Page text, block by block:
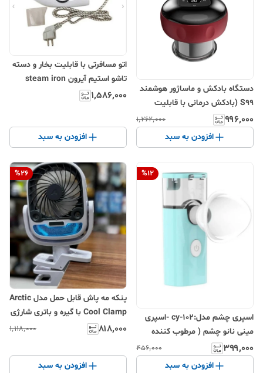
دستگاه بادکش و ماساژور هوشمند
S99 (بادکش درمانی با قابلیت
تنظیم مکش)
۹۹۶٬۰۰۰ ۱٬۲۶۲٬۰۰۰
افزودن به سبد
اتو مسافرتی با قابلیت بخار و دسته
تاشو استیم آیرون steam iron
مدل CL-258B
۱٬۵۸۶٬۰۰۰
افزودن به سبد
%12
اسپری چشم مدل:cy-102 -اسپری
مینی نانو چشم ( مرطوب کننده
چشم جهت بهبود خشکی چشم)
۳۹۹٬۰۰۰ ۴۵۶٬۰۰۰
افزودن به سبد
%26
پنکه مه پاش قابل حمل مدل Arctic
Cool Clamp با گیره و باتری شارژی
۸۱۸٬۰۰۰ ۱٬۱۱۸٬۰۰۰
افزودن به سبد